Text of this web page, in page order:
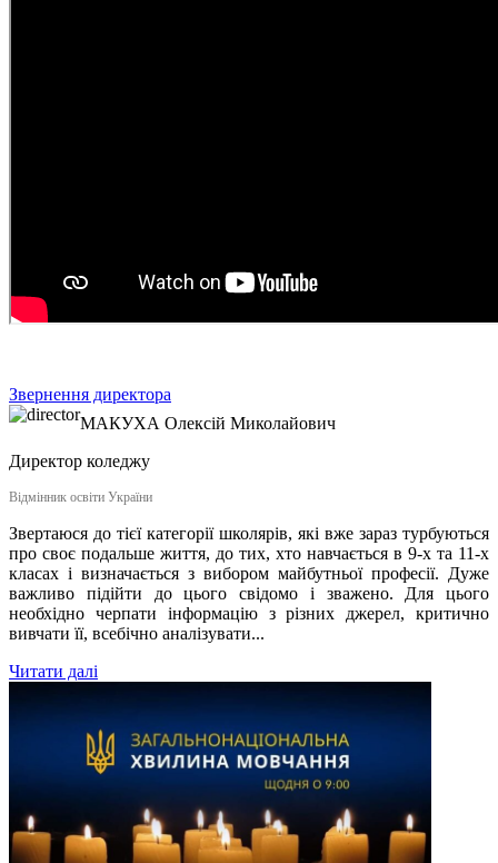
Звернення директора
МАКУХА Олексій Миколайович
Директор коледжу
Відмінник освіти України
Звертаюся до тієї категорії школярів, які вже зараз турбуються
про своє подальше життя, до тих, хто навчається в 9-х та 11-х
класах і визначається з вибором майбутньої професії. Дуже
важливо підійти до цього свідомо і зважено. Для цього
необхідно черпати інформацію з різних джерел, критично
вивчати її, всебічно аналізувати...
Читати далі